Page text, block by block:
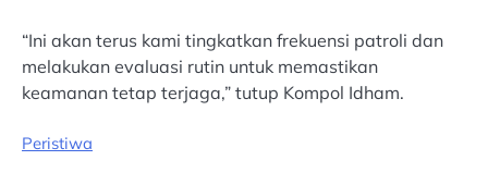
“Ini akan terus kami tingkatkan frekuensi patroli dan
melakukan evaluasi rutin untuk memastikan
keamanan tetap terjaga,” tutup Kompol Idham.
Peristiwa